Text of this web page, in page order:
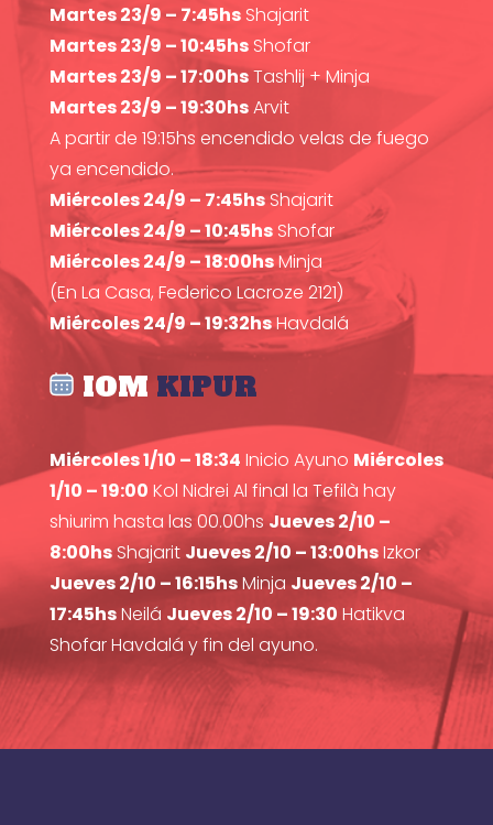
Martes 23/9 – 7:45hsShajarit
Martes 23/9 – 10:45hsShofar
Martes 23/9 – 17:00hsTashlij + Minja
Martes 23/9 – 19:30hsArvit
A partir de 19:15hs encendido velas de fuego
ya encendido.
Miércoles 24/9 – 7:45hsShajarit
Miércoles 24/9 – 10:45hsShofar
Miércoles 24/9 – 18:00hsMinja
(En La Casa, Federico Lacroze 2121)
Miércoles 24/9 – 19:32hsHavdalá
IOM KIPUR
Miércoles 1/10 – 18:34 Inicio Ayuno Miércoles
1/10 – 19:00 Kol Nidrei Al final la Tefilà hay
shiurim hasta las 00.00hsJueves 2/10 –
8:00hsShajarit Jueves 2/10 – 13:00hsIzkor
Jueves 2/10 – 16:15hsMinja Jueves 2/10 –
17:45hsNeilá Jueves 2/10 – 19:30 Hatikva
Shofar Havdalá y fin del ayuno.